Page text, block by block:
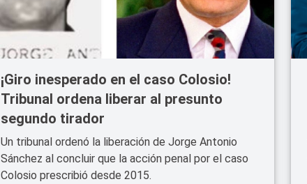
¡Giro inesperado en el caso Colosio!
Tribunal ordena liberar al presunto
segundo tirador
Un tribunal ordenó la liberación de Jorge Antonio
Sánchez al concluir que la acción penal por el caso
Colosio prescribió desde 2015.